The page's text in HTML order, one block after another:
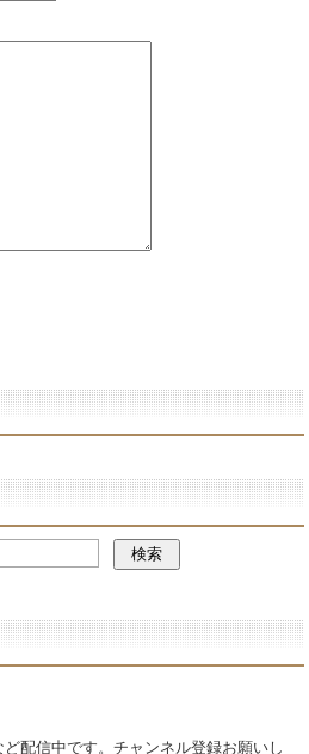
配信中です。チャンネル登録お願いし